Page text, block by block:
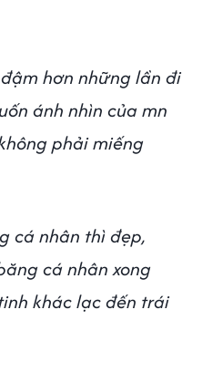
hơn những lần đi
ánh nhìn của mn
phải miếng
cá nhân thì đẹp,
cá nhân xong
khác lạc đến trái